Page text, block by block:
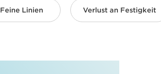
Feine Linien Verlust an Festigkeit